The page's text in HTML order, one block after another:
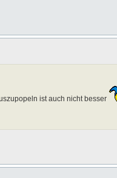
ist auch nicht besser